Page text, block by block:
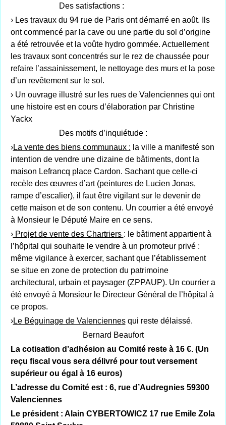
Des satisfactions :
› Les travaux du 94 rue de Paris ont démarré en août. Ils
ont commencé par la cave ou une partie du sol d’origine
a été retrouvée et la voûte hydro gommée. Actuellement
les travaux sont concentrés sur le rez de chaussée pour
refaire l’assainissement, le nettoyage des murs et la pose
d’un revêtement sur le sol.
› Un ouvrage illustré sur les rues de Valenciennes qui ont
une histoire est en cours d’élaboration par Christine
Yackx
Des motifs d’inquiétude :
›La vente des biens communaux : la ville a manifesté son
intention de vendre une dizaine de bâtiments, dont la
maison Lefrancq place Cardon. Sachant que celle-ci
recèle des œuvres d’art (peintures de Lucien Jonas,
rampe d’escalier), il faut être vigilant sur le devenir de
cette maison et de son contenu. Un courrier a été envoyé
à Monsieur le Député Maire en ce sens.
›Projet de vente des Chartriers : le bâtiment appartient à
l’hôpital qui souhaite le vendre à un promoteur privé :
même vigilance à exercer, sachant que l’établissement
se situe en zone de protection du patrimoine
architectural, urbain et paysager (ZPPAUP). Un courrier a
été envoyé à Monsieur le Directeur Général de l’hôpital à
ce propos.
›Le Béguinage de Valenciennesqui reste délaissé.
Bernard Beaufort
La cotisation d’adhésion au Comité reste à 16 €. (Un
reçu fiscal vous sera délivré pour tout versement
supérieur ou égal à 16 euros)
L’adresse du Comité est : 6, rue d’Audregnies 59300
Valenciennes
Le président : Alain CYBERTOWICZ 17 rue Emile Zola